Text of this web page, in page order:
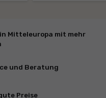
Mitteleuropa mit mehr
und Beratung
Preise